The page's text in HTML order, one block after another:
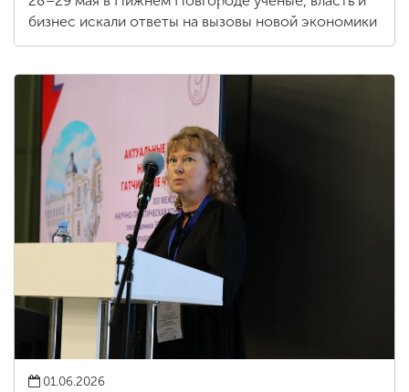
бизнес искали ответы на вызовы новой экономики
01.06.2026